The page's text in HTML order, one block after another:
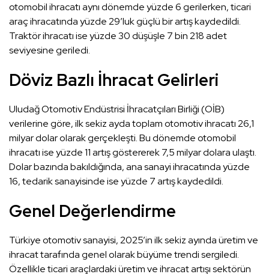
otomobil ihracatı aynı dönemde yüzde 6 gerilerken, ticari
araç ihracatında yüzde 29’luk güçlü bir artış kaydedildi.
Traktör ihracatı ise yüzde 30 düşüşle 7 bin 218 adet
seviyesine geriledi.
Döviz Bazlı İhracat Gelirleri
Uludağ Otomotiv Endüstrisi İhracatçıları Birliği (OİB)
verilerine göre, ilk sekiz ayda toplam otomotiv ihracatı 26,1
milyar dolar olarak gerçekleşti. Bu dönemde otomobil
ihracatı ise yüzde 11 artış göstererek 7,5 milyar dolara ulaştı.
Dolar bazında bakıldığında, ana sanayi ihracatında yüzde
16, tedarik sanayisinde ise yüzde 7 artış kaydedildi.
Genel Değerlendirme
Türkiye otomotiv sanayisi, 2025’in ilk sekiz ayında üretim ve
ihracat tarafında genel olarak büyüme trendi sergiledi.
Özellikle ticari araçlardaki üretim ve ihracat artışı sektörün